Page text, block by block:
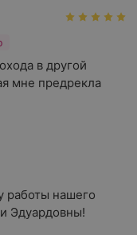
в другой
мне предрекла
работы нашего
Эдуардовны!